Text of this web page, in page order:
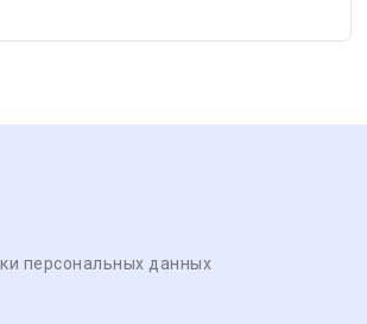
персональных данных